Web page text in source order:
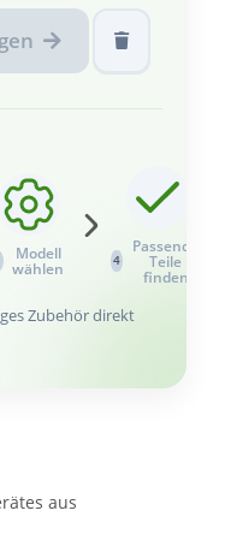
Modell
wählen
4
Passende
Teile
finden
Zubehör direkt
aus